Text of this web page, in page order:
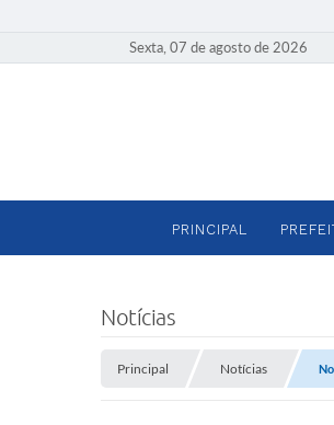
Sexta, 07 de agosto de 2026
PRINCIPAL
Notícias
Principal Notícias